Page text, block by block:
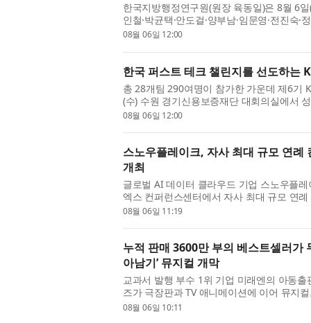
한국지방행정연구원(원장 육동일)은 8월 6
인철·박균택·안도걸·양부남·임문영·전진숙
‘전남광주통합특별시 기초자치단체 재...
08월 06일 12:00
한국 퍼스트 테크 챌린지를 선도하
총 28개팀 290여명이 참가한 가운데 제6기
(수) 수원 경기신용보증재단 대회의실에서
는 반도체와 전자 산업의 공정 제어 ...
08월 06일 12:00
스노우플레이크, 자사 최대 규모 연례
개최
글로벌 AI 데이터 클라우드 기업 스노우플
엑스 컨퍼런스센터에서 자사 최대 규모 연
(Snowflake World Tour) 서울’을 개최한다.
08월 06일 11:19
누적 판매 3600만 부의 베스트셀러가
아남기’ 뮤지컬 개막
교과서 발행 부수 1위 기업 미래엔의 아동출
즈가 극장판과 TV 애니메이션에 이어 뮤지
‘AI(인공지능) 세계에서 살아남기’가 ...
08월 06일 10:11